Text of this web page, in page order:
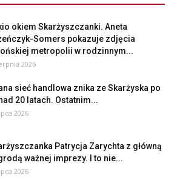
okiem Skarżyszczanki. Aneta
Somers pokazuje zdjęcia
metropolii w rodzinnym...
2026
sieć handlowa znika ze Skarżyska po
20 latach. Ostatnim...
2026
Patrycja Zarychta z główną
ważnej imprezy. I to nie...
2026